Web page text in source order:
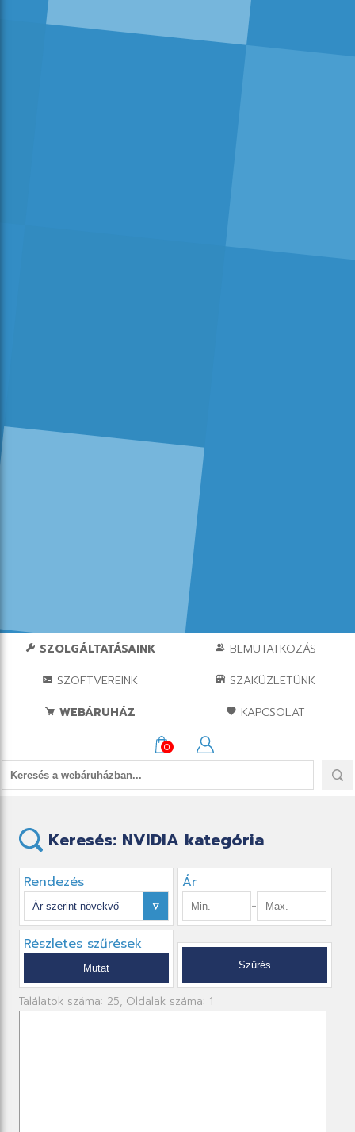
SZOLGÁLTATÁSAINK
BEMUTATKOZÁS
SZOFTVEREINK
SZAKÜZLETÜNK
WEBÁRUHÁZ
KAPCSOLAT
0
Keresés: NVIDIA kategória
Rendezés
Ár
-
Részletes szűrések
Találatok száma: 25, Oldalak száma: 1